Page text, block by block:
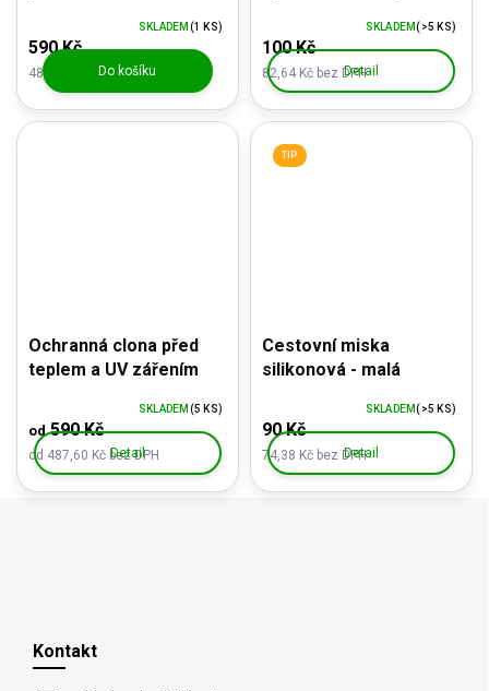
487,60 Kč bez DPH
590 Kč
SKLADEM (1 KS)
Do košíku 82,64 Kč bez DPH
100 Kč
SKLADEM(>5 KS)
Detail
Ochranná clona před
teplem a UV zářením
od 487,60 Kč bez DPH
od590 Kč
SKLADEM (5 KS)
Detail
TIP
Cestovní miska
silikonová - malá
74,38 Kč bez DPH
90 Kč
SKLADEM(>5 KS)
Detail
Kontakt